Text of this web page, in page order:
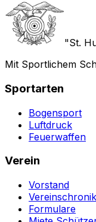
"St.
Mit Sportlichem
Sportarten
Bogensport
Luftdruck
Feuerwaffen
Verein
Vorstand
Vereinschronik
Formulare